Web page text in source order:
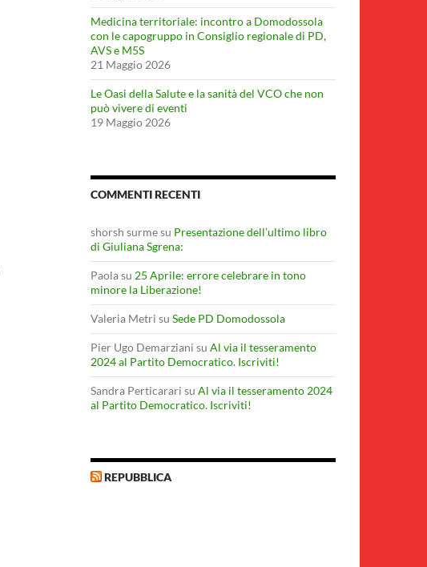
Medicina territoriale: incontro a Domodossola
con le capogruppo in Consiglio regionale di PD,
AVS e M5S
21 Maggio 2026
Le Oasi della Salute e la sanità del VCO che non
può vivere di eventi
19 Maggio 2026
COMMENTI RECENTI
shorsh surmesu Presentazione dell’ultimo libro
di Giuliana Sgrena:
Paolasu 25 Aprile: errore celebrare in tono
minore la Liberazione!
Valeria Metri su Sede PD Domodossola
Pier Ugo Demarziani su Al via il tesseramento
2024 al Partito Democratico. Iscriviti!
Sandra Perticarari su Al via il tesseramento 2024
al Partito Democratico. Iscriviti!
REPUBBLICA